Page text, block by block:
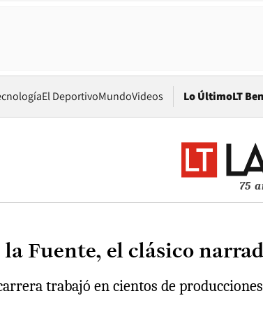
El DeportivoMundoVideos Lo ÚltimoLT
75
Fuente, el clásico
trabajó en cientos de